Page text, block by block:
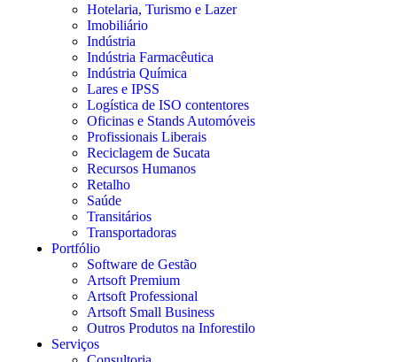
Hotelaria, Turismo e Lazer
Imobiliário
Indústria
Indústria Farmacêutica
Indústria Química
Lares e IPSS
Logística de ISO contentores
Oficinas e Stands Automóveis
Profissionais Liberais
Reciclagem de Sucata
Recursos Humanos
Retalho
Saúde
Transitários
Transportadoras
Portfólio
Software de Gestão
Artsoft Premium
Artsoft Professional
Artsoft Small Business
Outros Produtos na Inforestilo
Serviços